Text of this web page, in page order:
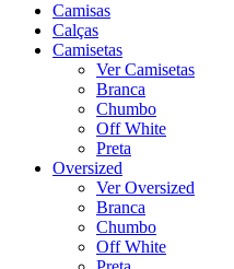
Camisas
Calças
Camisetas
Ver Camisetas
Branca
Chumbo
Off White
Preta
Oversized
Ver Oversized
Branca
Chumbo
Off White